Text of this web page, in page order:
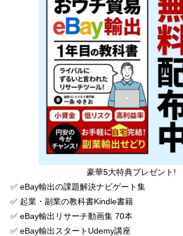
豪華5大特典プレゼント!
✅ eBay輸出の課題解決ナビゲート集
✅ 起業・副業の教科書Kindle書籍
✅ eBay輸出リサーチ動画集 70本
✅ eBay輸出スタートUdemy講座